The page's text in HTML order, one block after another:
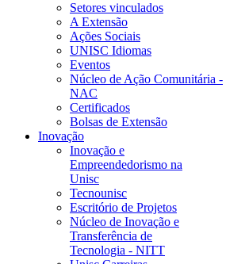
Setores vinculados
A Extensão
Ações Sociais
UNISC Idiomas
Eventos
Núcleo de Ação Comunitária -
NAC
Certificados
Bolsas de Extensão
Inovação
Inovação e
Empreendedorismo na
Unisc
Tecnounisc
Escritório de Projetos
Núcleo de Inovação e
Transferência de
Tecnologia - NITT